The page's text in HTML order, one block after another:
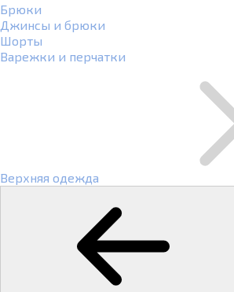
Брюки
Джинсы и брюки
Шорты
Варежки и перчатки
Верхняя одежда